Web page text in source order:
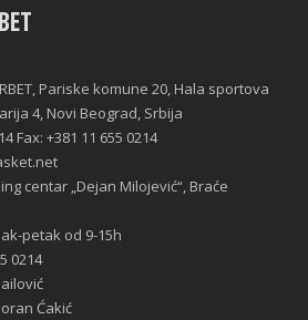
Pariske komune 20, Hala sportova
4, Novi Beograd, Srbija
Fax: +381 11 655 0214
centar „Dejan Milojević“, Braće
petak od 9-15h
0214
Ćakić